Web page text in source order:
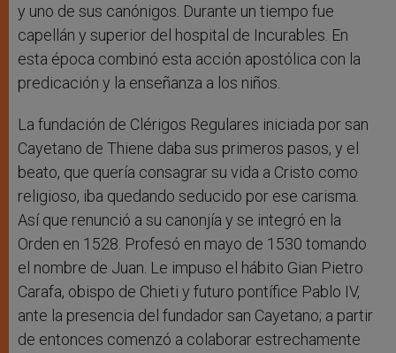
y uno de sus canónigos. Durante un tiempo fue
capellán y superior del hospital de Incurables. En
esta época combinó esta acción apostólica con la
predicación y la enseñanza a los niños.
La fundación de Clérigos Regulares iniciada por san
Cayetano de Thiene daba sus primeros pasos, y el
beato, que quería consagrar su vida a Cristo como
religioso, iba quedando seducido por ese carisma.
Así que renunció a su canonjía y se integró en la
Orden en 1528. Profesó en mayo de 1530 tomando
el nombre de Juan. Le impuso el hábito Gian Pietro
Carafa, obispo de Chieti y futuro pontífice Pablo IV,
ante la presencia del fundador san Cayetano; a partir
de entonces comenzó a colaborar estrechamente